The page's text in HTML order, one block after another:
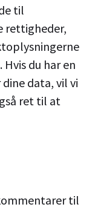
til
rettigheder,
du har en
data, vil vi
ret til at
til